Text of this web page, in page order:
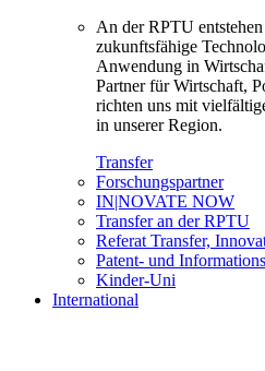
An der RPTU
zukunftsfähige
Anwendung in
Partner für Wirtschaft,
richten uns mit
in unserer Region.
Transfer
Forschungspartner
IN|NOVATE NOW
Transfer an der RPTU
Referat Transfer,
Patent- und
Kinder-Uni
International